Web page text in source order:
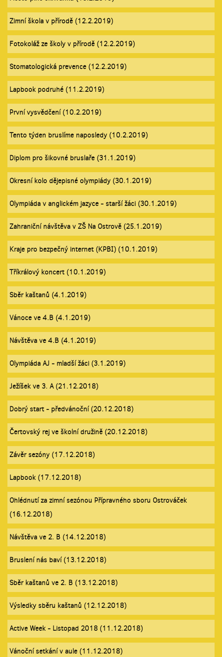
Zimní škola v přírodě (12.2.2019)
Fotokoláž ze školy v přírodě (12.2.2019)
Stomatologická prevence (12.2.2019)
Lapbook podruhé (11.2.2019)
První vysvědčení (10.2.2019)
Tento týden bruslíme naposledy (10.2.2019)
Diplom pro šikovné bruslaře (31.1.2019)
Okresní kolo dějepisné olympiády (30.1.2019)
Olympiáda v anglickém jazyce - starší žáci (30.1.2019)
Zahraniční návštěva v ZŠ Na Ostrově (25.1.2019)
Kraje pro bezpečný internet (KPBI) (10.1.2019)
Tříkrálový koncert (10.1.2019)
Sběr kaštanů (4.1.2019)
Vánoce ve 4.B (4.1.2019)
Návštěva ve 4.B (4.1.2019)
Olympiáda AJ - mladší žáci (3.1.2019)
Ježíšek ve 3. A (21.12.2018)
Dobrý start - předvánoční (20.12.2018)
Čertovský rej ve školní družině (20.12.2018)
Závěr sezóny (17.12.2018)
Lapbook (17.12.2018)
Ohlédnutí za zimní sezónou Přípravného sboru Ostrováček
(16.12.2018)
Návštěva ve 2. B (14.12.2018)
Bruslení nás baví (13.12.2018)
Sběr kaštanů ve 2. B (13.12.2018)
Výsledky sběru kaštanů (12.12.2018)
Active Week - Listopad 2018 (11.12.2018)
Vánoční setkání v aule (11.12.2018)